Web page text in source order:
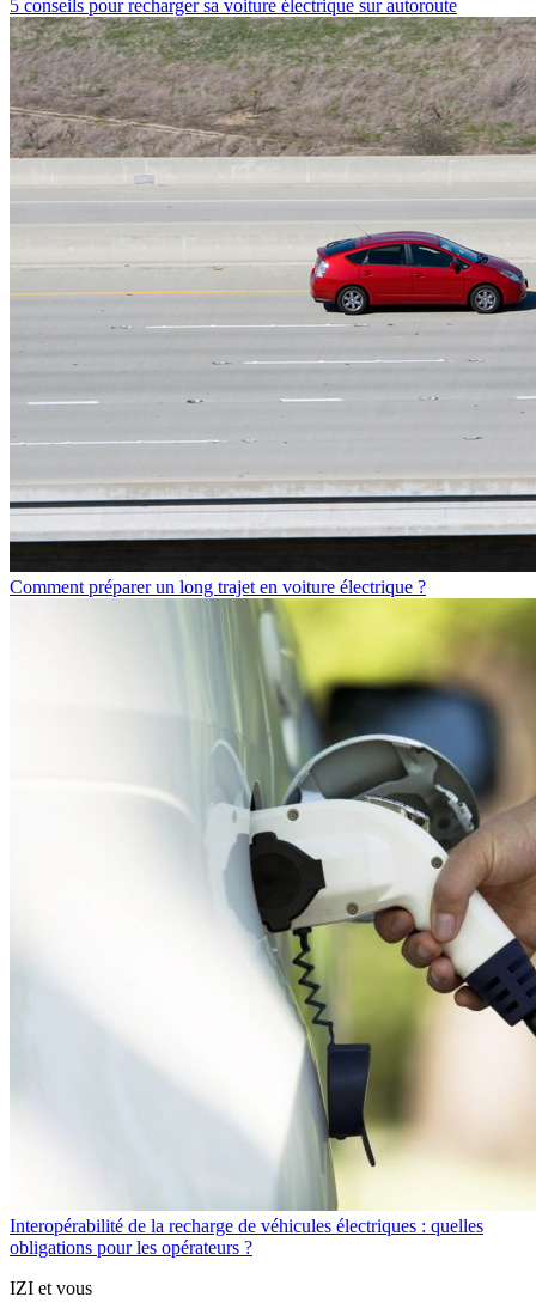
5 conseils pour recharger sa voiture électrique sur autoroute
Comment préparer un long trajet en voiture électrique ?
Interopérabilité de la recharge de véhicules électriques : quelles
obligations pour les opérateurs ?
IZI et vous